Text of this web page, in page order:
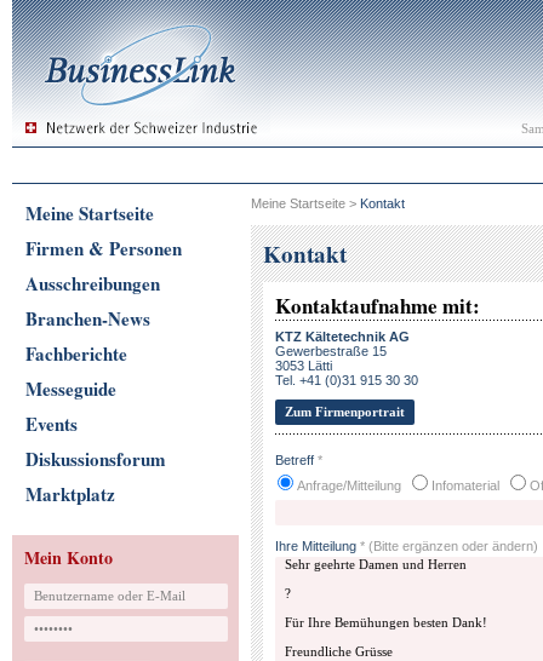
Meine Startseite
Firmen & Personen
Ausschreibungen
Branchen-News
Fachberichte
Messeguide
Events
Diskussionsforum
Marktplatz
Mein Konto
Meine Startseite > Kontakt
Kontakt
Kontaktaufnahme mit:
KTZ Kältetechnik AG
Gewerbestraße 15
3053 Lätti
Tel. +41 (0)31 915 30 30
Zum Firmenportrait
Betreff *
Anfrage/Mitteilung
Infomaterial
Ihre Mitteilung * (Bitte ergänzen oder ändern)